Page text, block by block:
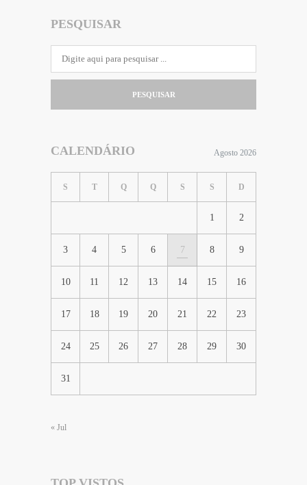
PESQUISAR
PESQUISAR
CALENDÁRIO Agosto 2026
S T Q Q S S D
1 2
3 4 5 6 7 8 9
10 11 12 13 14 15 16
17 18 19 20 21 22 23
24 25 26 27 28 29 30
31
« Jul